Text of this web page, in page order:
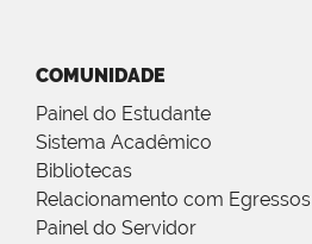
COMUNIDADE
Painel do Estudante
Sistema Acadêmico
Bibliotecas
Relacionamento com Egressos
Painel do Servidor